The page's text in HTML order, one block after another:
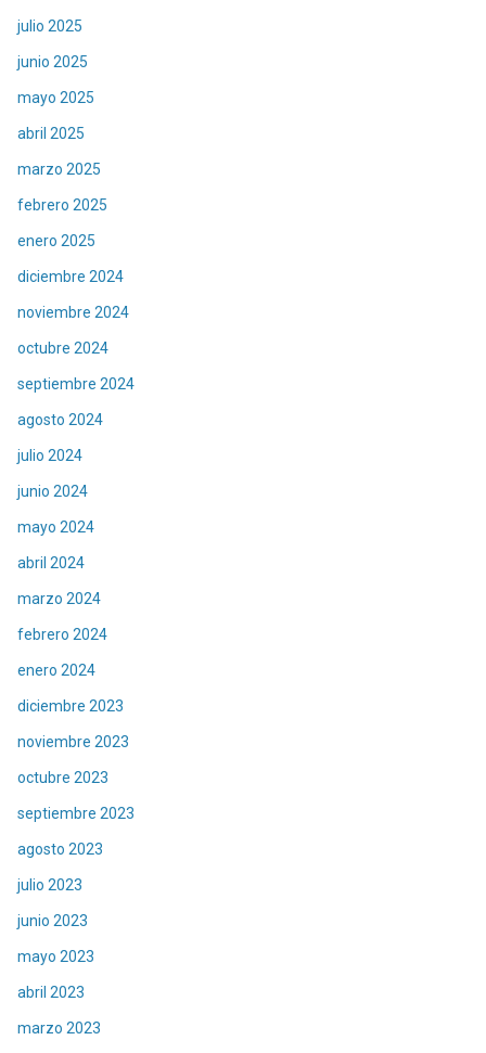
julio 2025
junio 2025
mayo 2025
abril 2025
marzo 2025
febrero 2025
enero 2025
diciembre 2024
noviembre 2024
octubre 2024
septiembre 2024
agosto 2024
julio 2024
junio 2024
mayo 2024
abril 2024
marzo 2024
febrero 2024
enero 2024
diciembre 2023
noviembre 2023
octubre 2023
septiembre 2023
agosto 2023
julio 2023
junio 2023
mayo 2023
abril 2023
marzo 2023